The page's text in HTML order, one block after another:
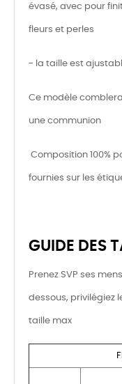
évasé, avec pour
fleurs et perles
- la taille est
Ce modèle
une communion
Composition 100%
fournies sur les
GUIDE DES
Prenez SVP ses
dessous, privilégiez
taille max